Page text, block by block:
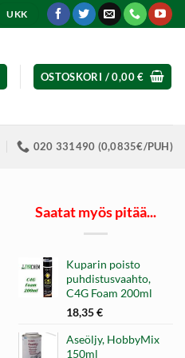
UKK
OSTOSKORI /0,00€
020 331490 (0,0835€/PUH)
Saatat myös pitää...
Kuparin poisto
puhdistusvaahto,
C4G Foam 200ml
18,35€
Aseöljy, HobbyMix
150ml